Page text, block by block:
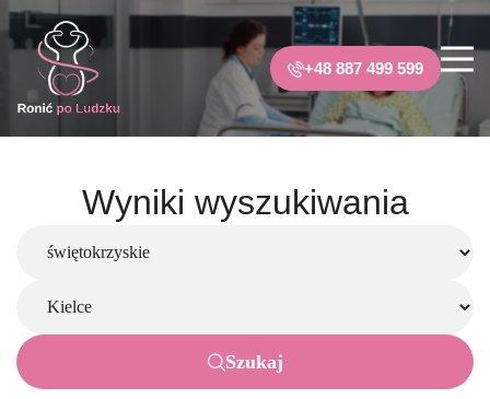
+48 887 499 599
Wyniki wyszukiwania
Szukaj